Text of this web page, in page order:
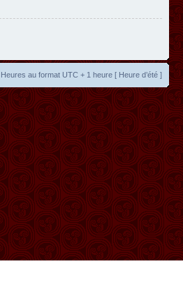
Heures au format UTC + 1 heure [ Heure d’été ]